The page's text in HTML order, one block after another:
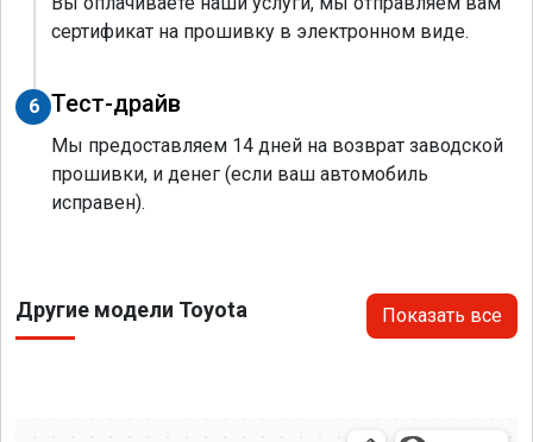
сертификат на прошивку в электронном виде.
6 Тест-драйв
Мы предоставляем 14 дней на возврат заводской
прошивки, и денег (если ваш автомобиль
исправен).
Другие модели Toyota Показать все